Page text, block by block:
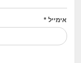
אימייל*